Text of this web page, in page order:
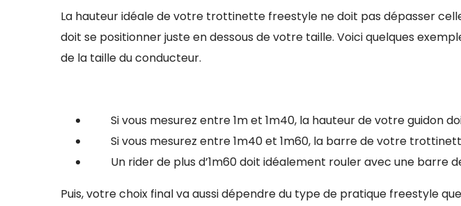
La hauteur idéale de votre trottinette freestyle ne doit pas dépasser
doit se positionner juste en dessous de votre taille. Voici quelques
de la taille du conducteur.
Si vous mesurez entre 1m et 1m40, la hauteur de votre guidon
Si vous mesurez entre 1m40 et 1m60, la barre de votre
Un rider de plus d’1m60 doit idéalement rouler avec une barre
Puis, votre choix final va aussi dépendre du type de pratique freestyle